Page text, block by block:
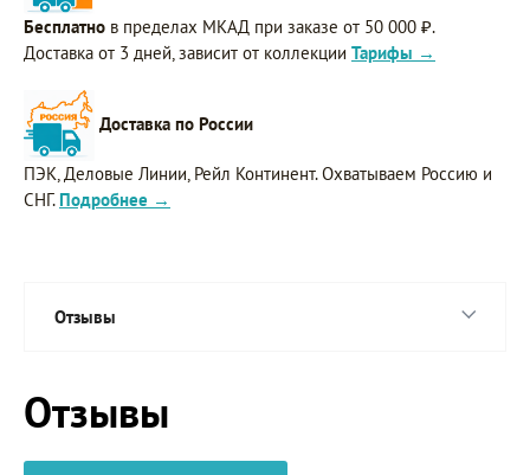
Бесплатно в пределах МКАД при заказе от 50 000 ₽.
Доставка от 3 дней, зависит от коллекции Тарифы →
Доставка по России
ПЭК, Деловые Линии, Рейл Континент. Охватываем Россию и
СНГ. Подробнее →
Отзывы
Отзывы